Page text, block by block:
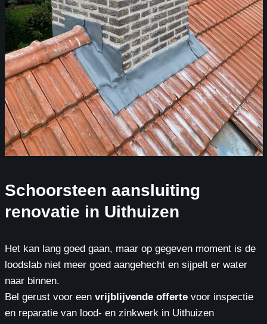
Schoorsteen aansluiting
renovatie in Uithuizen
Het kan lang goed gaan, maar op gegeven moment is de
loodslab niet meer goed aangehecht en sijpelt er water
naar binnen.
Bel gerust voor eenvrijblijvende offertevoor inspectie
en reparatie van lood- en zinkwerk in Uithuizen